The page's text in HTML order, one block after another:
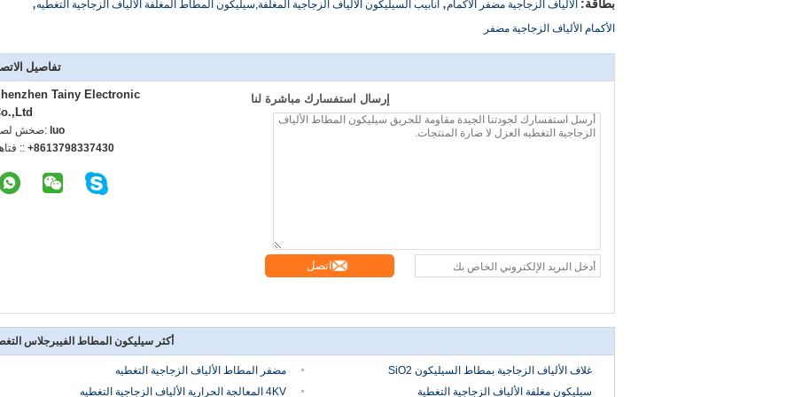
بطاقة: الألياف الزجاجية مضفر الأكمام أنابيب السيليكون الألياف الزجاجية المغلفة,سيليكون المطاط المغلفة الألياف الزجاجية التغطيه
الأكمام الألياف الزجاجية مضفر
تفاصيل
Tainy Electronic
اتصل luo
+8613798337430
إرسال استفسارك مباشرة لنا
اتصل
أكثر سيليكون المطاط الفيبرجلاس
مضفر المطاط الألياف الزجاجية التغطيه
غلاف الألياف الزجاجية بمطاط السيليكون SiO2
4KV المعالجة الحرارية الألياف الزجاجية التغطيه
سيليكون مغلفة الألياف الزجاجية التغطية